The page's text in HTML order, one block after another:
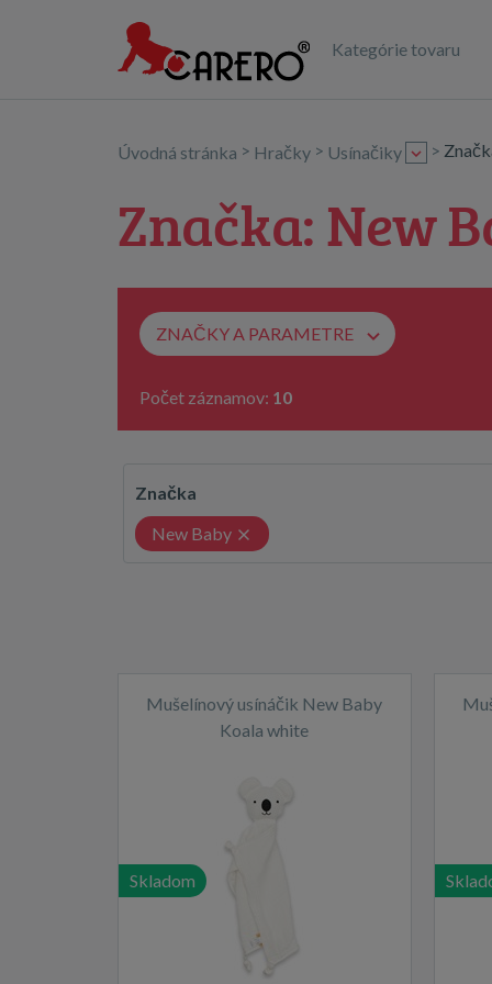
Kategórie tovaru
Úvodná stránka > Hračky > Usínačiky >
Značka: New
ZNAČKY A PARAMETRE
Počet záznamov: 10
Značka
New Baby
Mušelínový usínáčik New Baby
Koala white
Skladom